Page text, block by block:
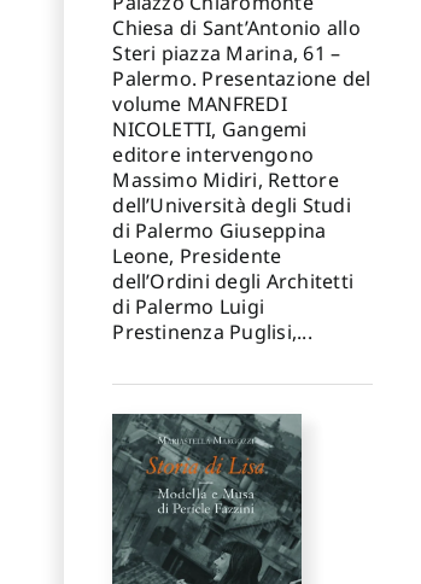
Chiesa di Sant’Antonio allo
Steri piazza Marina, 61 –
Palermo. Presentazione del
volume MANFREDI
NICOLETTI, Gangemi
editore intervengono
Massimo Midiri, Rettore
dell’Università degli Studi
di Palermo Giuseppina
Leone, Presidente
dell’Ordini degli Architetti
di Palermo Luigi
Prestinenza Puglisi,...